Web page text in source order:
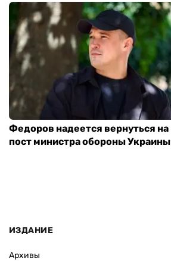
Федоров надеется вернуться на
пост министра обороны Украины
ИЗДАНИЕ
Архивы